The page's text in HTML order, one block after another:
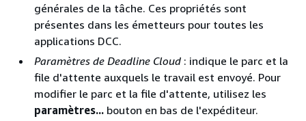
générales de la tâche. Ces propriétés sont
présentes dans les émetteurs pour toutes les
applications DCC.
Paramètres de Deadline Cloud : indique le parc et la
file d'attente auxquels le travail est envoyé. Pour
modifier le parc et la file d'attente, utilisez les
paramètres... bouton en bas de l'expéditeur.